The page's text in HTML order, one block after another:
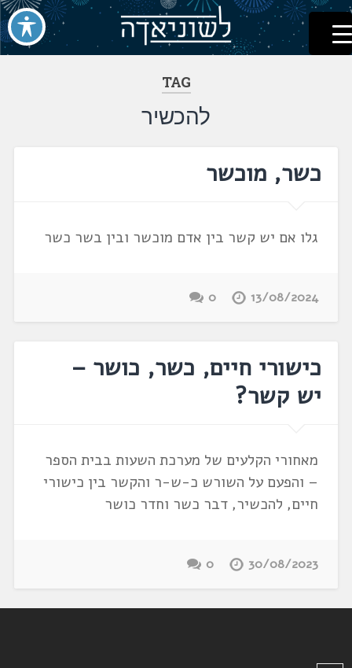
דלג
לתוכן
לשוניאדה
עברית. לשון. שפה
TAG
להכשיר
כשר, מוכשר
גלו אם יש קשר בין אדם מוכשר ובין בשר כשר
13/08/2024
0
כישורי חיים, כשר, כושר –
יש קשר?
מאחורי הקלעים של מערכת השעות בבית הספר
– והפעם על השורש כ-ש-ר והקשר בין כישורי
חיים, להכשיר, דבר כשר וחדר כושר
30/08/2023
0